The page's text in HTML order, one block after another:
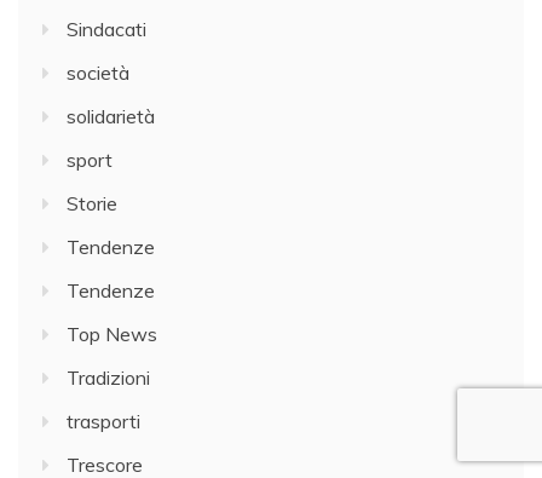
Sindacati
società
solidarietà
sport
Storie
Tendenze
Tendenze
Top News
Tradizioni
trasporti
Trescore